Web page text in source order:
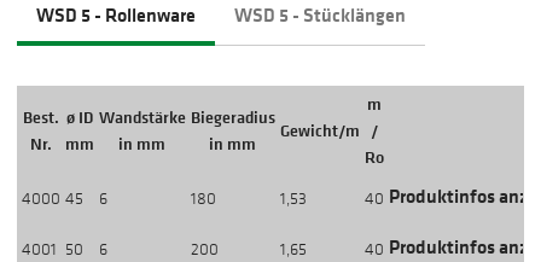
WSD 5 - Rollenware WSD 5 - Stücklängen
Best.
Nr.
ø ID
mm
Wandstärke
in mm
Biegeradius
in mm
Gewicht/m
m
/
Ro
4000 45 6 180 1,53 40 Produktinfos
4001 50 6 200 1,65 40 Produktinfos